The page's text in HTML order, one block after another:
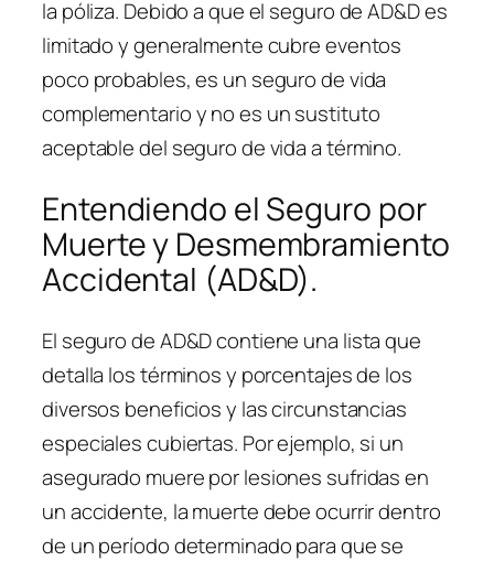
la póliza. Debido a que el seguro de AD&D es
limitado y generalmente cubre eventos
poco probables, es un seguro de vida
complementario y no es un sustituto
aceptable del seguro de vida a término.
Entendiendo el Seguro por
Muerte y Desmembramiento
Accidental (AD&D).
El seguro de AD&D contiene una lista que
detalla los términos y porcentajes de los
diversos beneficios y las circunstancias
especiales cubiertas. Por ejemplo, si un
asegurado muere por lesiones sufridas en
un accidente, la muerte debe ocurrir dentro
de un período determinado para que se